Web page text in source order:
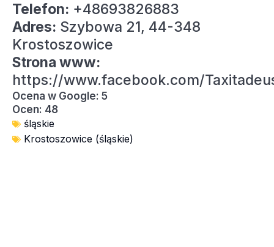
Telefon: +48693826883
Adres: Szybowa 21, 44-348
Krostoszowice
Strona www:
https://www.facebook.com/
Ocena w Google: 5
Ocen: 48
śląskie
Krostoszowice (śląskie)